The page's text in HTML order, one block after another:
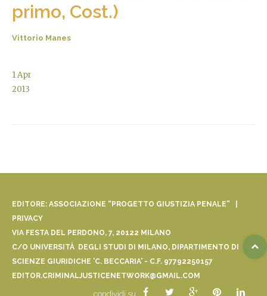
primo, Cost.)
Vittorio Manes
1Apr
2013
EDITORE: ASSOCIAZIONE “PROGETTO GIUSTIZIA PENALE” |
PRIVACY
VIA FESTA DEL PERDONO, 7, 20122 MILANO
C/O UNIVERSITÀ DEGLI STUDI DI MILANO, DIPARTIMENTO DI
SCIENZE GIURIDICHE 'C. BECCARIA' - C.F. 97792250157
EDITOR.CRIMINALJUSTICENETWORK@GMAIL.COM
condividi su